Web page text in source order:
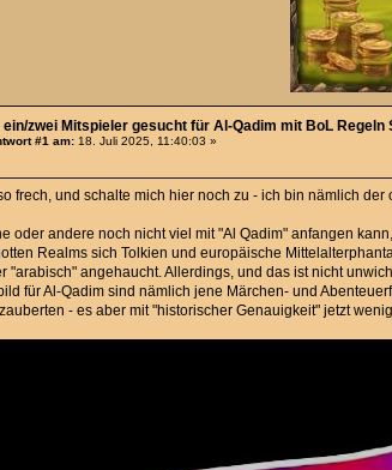
ein/zwei Mitspieler gesucht für Al-Qadim mit BoL Regeln
#1 am: 18. Juli 2025, 11:40:03 »
frech, und schalte mich hier noch zu - ich bin nämlich
oder andere noch nicht viel mit "Al Qadim" anfangen
Realms sich Tolkien und europäische
"arabisch" angehaucht. Allerdings, und das ist nicht
für Al-Qadim sind nämlich jene Märchen- und
- es aber mit "historischer Genauigkeit" jetzt